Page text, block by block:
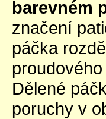
barevném
značení
páčka
Dělené
poruchy v